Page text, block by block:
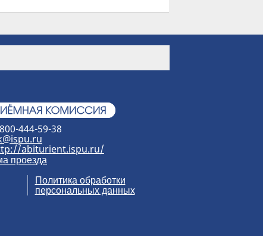
444-59-38
abiturient.ispu.ru/
проезда
Политика обработки
персональных данных